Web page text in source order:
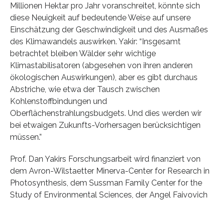
Millionen Hektar pro Jahr voranschreitet, könnte sich
diese Neuigkeit auf bedeutende Weise auf unsere
Einschätzung der Geschwindigkeit und des Ausmaßes
des Klimawandels auswirken. Yakir: “Insgesamt
betrachtet bleiben Wälder sehr wichtige
Klimastabilisatoren (abgesehen von ihren anderen
ökologischen Auswirkungen), aber es gibt durchaus
Abstriche, wie etwa der Tausch zwischen
Kohlenstoffbindungen und
Oberflächenstrahlungsbudgets. Und dies werden wir
bei etwaigen Zukunfts-Vorhersagen berücksichtigen
müssen.”
Prof. Dan Yakirs Forschungsarbeit wird finanziert von
dem Avron-Wilstaetter Minerva-Center for Research in
Photosynthesis, dem Sussman Family Center for the
Study of Environmental Sciences, der Angel Faivovich